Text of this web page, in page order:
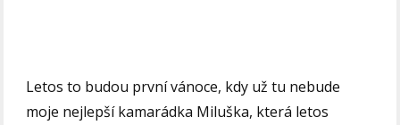
Letos to budou první vánoce, kdy už tu nebude
moje nejlepší kamarádka Miluška, která letos